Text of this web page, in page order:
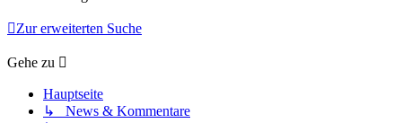
Zur erweiterten Suche
Gehe zu
Hauptseite
↳ News & Kommentare